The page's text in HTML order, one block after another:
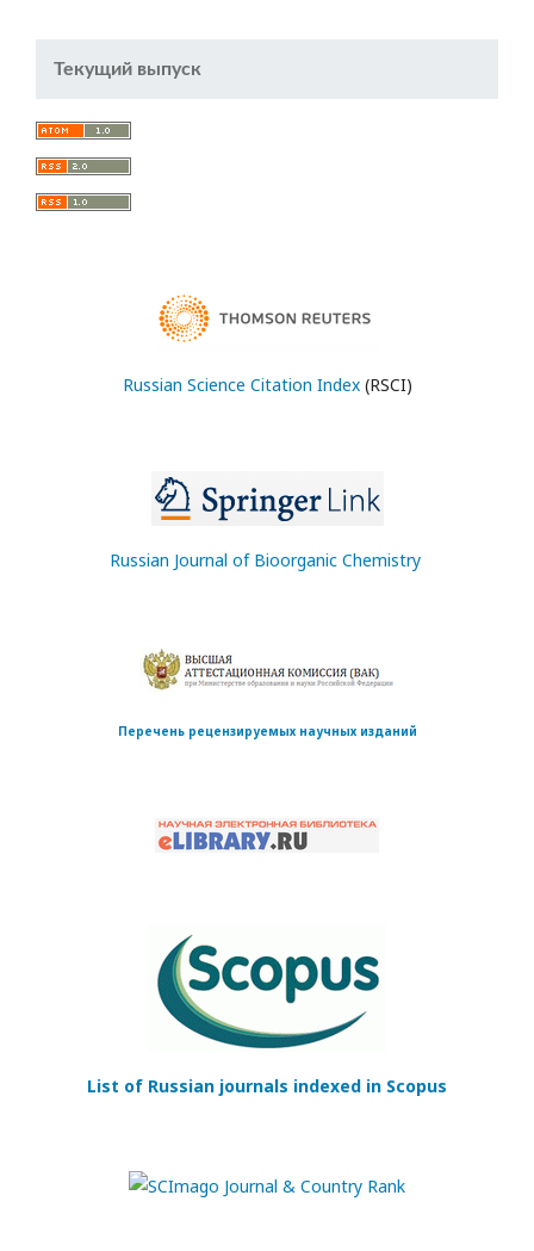
Текущий выпуск
Russian Science Citation Index(RSCI)
Russian Journal of Bioorganic Chemistry
Перечень рецензируемых научных изданий
List of Russian journals indexed in Scopus